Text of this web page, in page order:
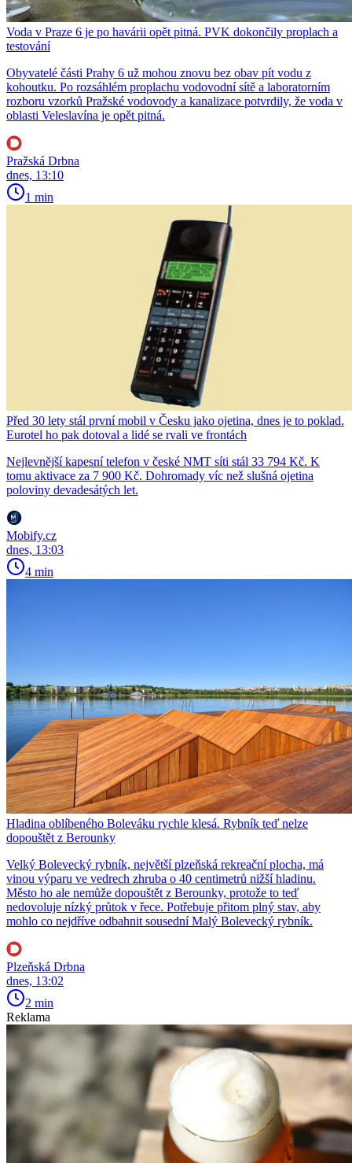
Voda v Praze 6 je po havárii opět pitná. PVK dokončily proplach a
testování
Obyvatelé části Prahy 6 už mohou znovu bez obav pít vodu z
kohoutku. Po rozsáhlém proplachu vodovodní sítě a laboratorním
rozboru vzorků Pražské vodovody a kanalizace potvrdily, že voda v
oblasti Veleslavína je opět pitná.
Pražská Drbna
dnes, 13:10
1 min
Před 30 lety stál první mobil v Česku jako ojetina, dnes je to poklad.
Eurotel ho pak dotoval a lidé se rvali ve frontách
Nejlevnější kapesní telefon v české NMT síti stál 33 794 Kč. K
tomu aktivace za 7 900 Kč. Dohromady víc než slušná ojetina
poloviny devadesátých let.
Mobify.cz
dnes, 13:03
4 min
Hladina oblíbeného Boleváku rychle klesá. Rybník teď nelze
dopouštět z Berounky
Velký Bolevecký rybník, největší plzeňská rekreační plocha, má
vinou výparu ve vedrech zhruba o 40 centimetrů nižší hladinu.
Město ho ale nemůže dopouštět z Berounky, protože to teď
nedovoluje nízký průtok v řece. Potřebuje přitom plný stav, aby
mohlo co nejdříve odbahnit sousední Malý Bolevecký rybník.
Plzeňská Drbna
dnes, 13:02
2 min
Reklama